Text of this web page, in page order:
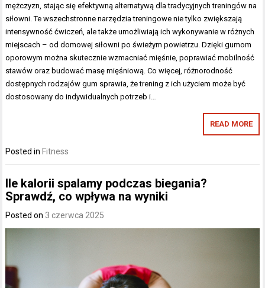
mężczyzn, stając się efektywną alternatywą dla tradycyjnych treningów na
siłowni. Te wszechstronne narzędzia treningowe nie tylko zwiększają
intensywność ćwiczeń, ale także umożliwiają ich wykonywanie w różnych
miejscach – od domowej siłowni po świeżym powietrzu. Dzięki gumom
oporowym można skutecznie wzmacniać mięśnie, poprawiać mobilność
stawów oraz budować masę mięśniową. Co więcej, różnorodność
dostępnych rodzajów gum sprawia, że trening z ich użyciem może być
dostosowany do indywidualnych potrzeb i…
READ MORE
Posted in Fitness
Ile kalorii spalamy podczas biegania?
Sprawdź, co wpływa na wyniki
Posted on 3 czerwca 2025